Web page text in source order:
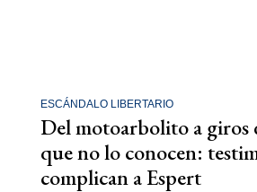
ESCÁNDALO LIBERTARIO
Del motoarbolito a giros
que no lo conocen:
complican a Espert